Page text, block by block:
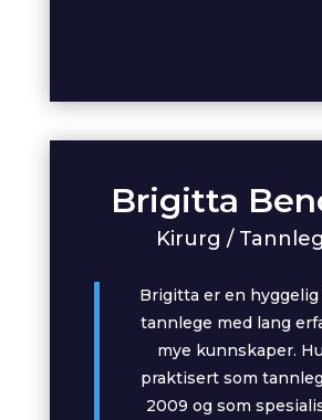
Brigitta
Kirurg /
Brigitta er en hyggelig
tannlege med lang
mye kunnskaper.
praktisert som
2009 og som